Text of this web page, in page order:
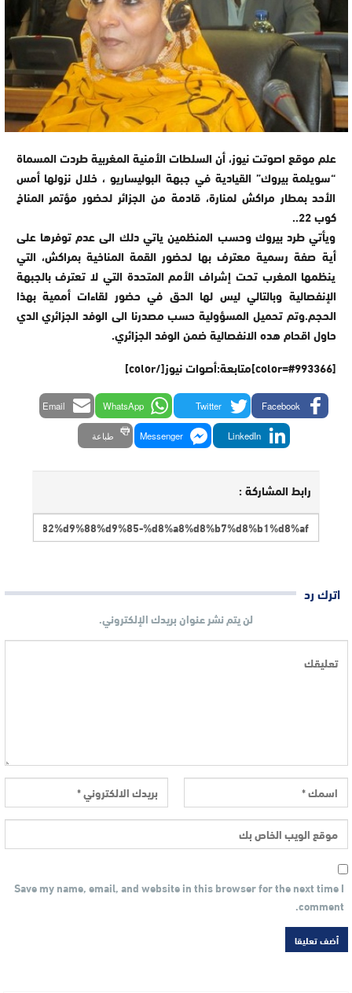
علم موقع اصوتت نيوز، أن السلطات الأمنية المغربية طردت المسماة
“سويلمة بيروك” القيادية في جبهة البوليساريو ، خلال نزولها أمس
الأحد بمطار مراكش لمنارة، قادمة من الجزائر لحضور مؤتمر المناخ
كوب 22..
ويأتي طرد بيروك وحسب المنظمين ياتي دلك الى عدم توفرها على
أية صفة رسمية معترف بها لحضور القمة المناخية بمراكش، التي
ينظمها المغرب تحت إشراف الأمم المتحدة التي لا تعترف بالجبهة
الإنفصالية وبالتالي ليس لها الحق في حضور لقاءات أممية بهذا
الحجم.وتم تحميل المسؤولية حسب مصدرنا الى الوفد الجزائري الدي
حاول اقحام هده الانفصالية ضمن الوفد الجزائري.
[color=#993366]متابعة:أصوات نيوز[/color]
Facebook
Twitter
WhatsApp
Email
LinkedIn
Messenger طباعة
رابط المشاركة :
اترك رد
لن يتم نشر عنوان بريدك الإلكتروني.
Save my name, email, and website in this browser for the next time I
comment.